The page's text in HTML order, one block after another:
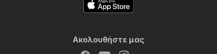
Ακολουθήστε μας